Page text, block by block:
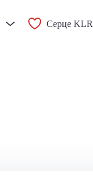
Серце KLR